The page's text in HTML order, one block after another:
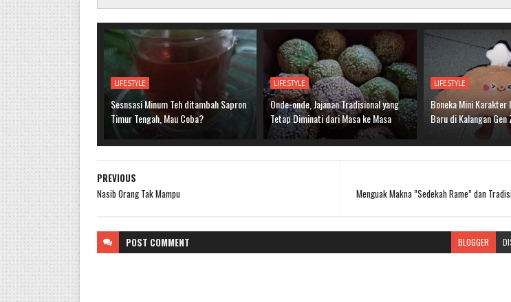
LIFESTYLE
Sesnsasi Minum Teh ditambah Sapron
Timur Tengah, Mau Coba?
LIFESTYLE
Onde-onde, Jajanan Tradisional yang
Tetap Diminati dari Masa ke Masa
LIFESTYLE
Boneka Mini Karakter
Baru di Kalangan Gen
Menguak Makna ”Sedekah Rame” dan
PREVIOUS
Nasib Orang Tak Mampu
POST COMMENT BLOGGER